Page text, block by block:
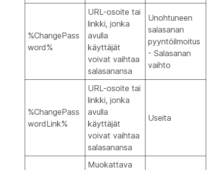
%ChangePass
word%
URL-osoite tai
linkki, jonka
avulla
käyttäjät
voivat vaihtaa
salasanansa
Unohtuneen
salasanan
pyyntöilmoitus
- Salasanan
vaihto
%ChangePass
wordLink%
URL-osoite tai
linkki, jonka
avulla
käyttäjät
voivat vaihtaa
salasanansa
Useita
Muokattava